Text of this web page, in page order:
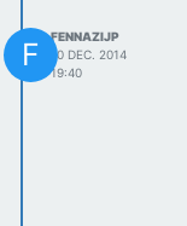
F
FENNAZIJP
10 DEC. 2014
19:40